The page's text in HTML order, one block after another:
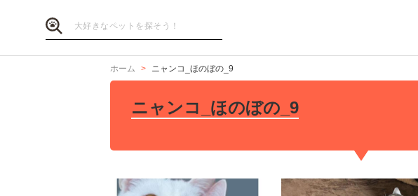
ホーム ニャンコ_ほのぼの_9
ニャンコ_ほのぼの_9